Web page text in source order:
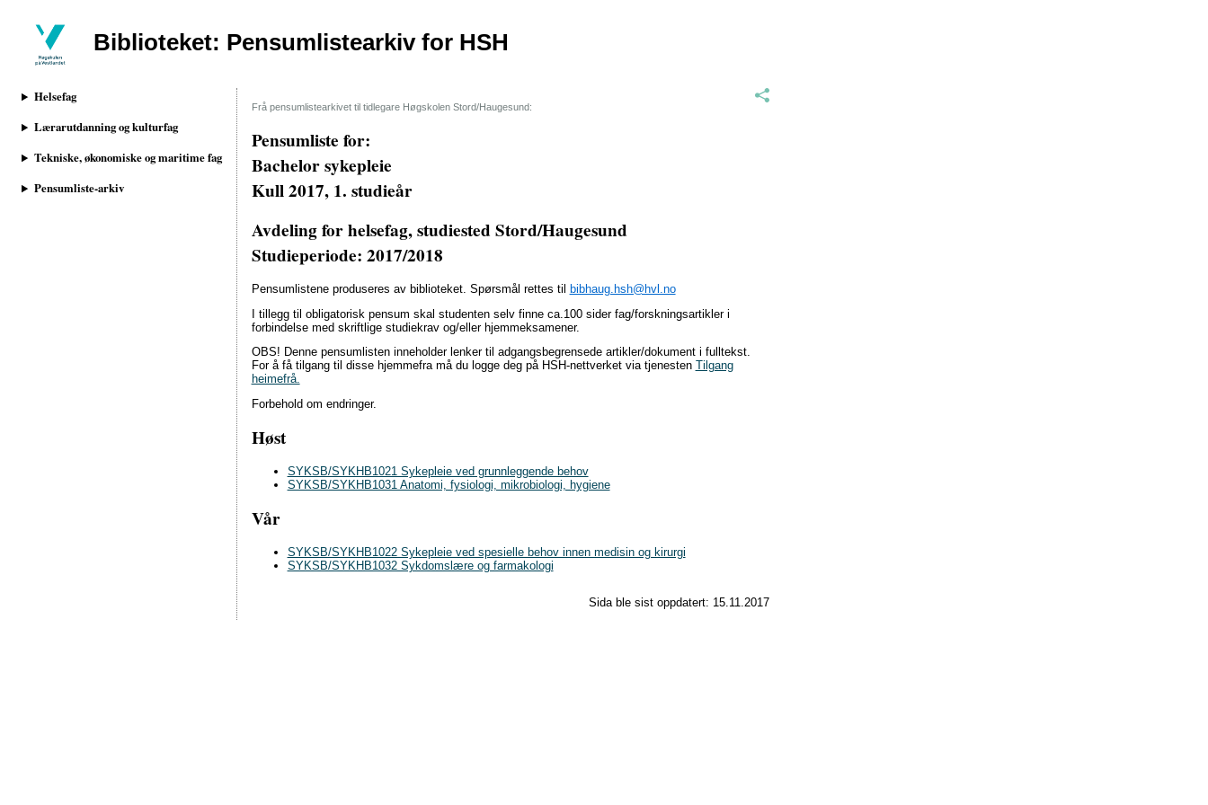
Biblioteket: Pensumlistearkiv for HSH
Helsefag
Lærarutdanning og kulturfag
Tekniske, økonomiske og maritime fag
Pensumliste-arkiv
Frå pensumlistearkivet til tidlegare Høgskolen Stord/Haugesund:
Pensumliste for:
Bachelor sykepleie
Kull 2017, 1. studieår
Avdeling for helsefag, studiested Stord/Haugesund
Studieperiode: 2017/2018
Pensumlistene produseres av biblioteket. Spørsmål rettes til
bibhaug.hsh@hvl.no
I tillegg til obligatorisk pensum skal studenten selv finne ca.100 sider fag/forskningsartikler i
forbindelse med skriftlige studiekrav og/eller hjemmeksamener.
OBS! Denne pensumlisten inneholder lenker til adgangsbegrensede artikler/dokument i fulltekst.
For å få tilgang til disse hjemmefra må du logge deg på HSH-nettverket via tjenesten Tilgang
heimefrå.
Forbehold om endringer.
Høst
SYKSB/SYKHB1021 Sykepleie ved grunnleggende behov
SYKSB/SYKHB1031 Anatomi, fysiologi, mikrobiologi, hygiene
Vår
SYKSB/SYKHB1022 Sykepleie ved spesielle behov innen medisin og kirurgi
SYKSB/SYKHB1032 Sykdomslære og farmakologi
Sida ble sist oppdatert: 15.11.2017